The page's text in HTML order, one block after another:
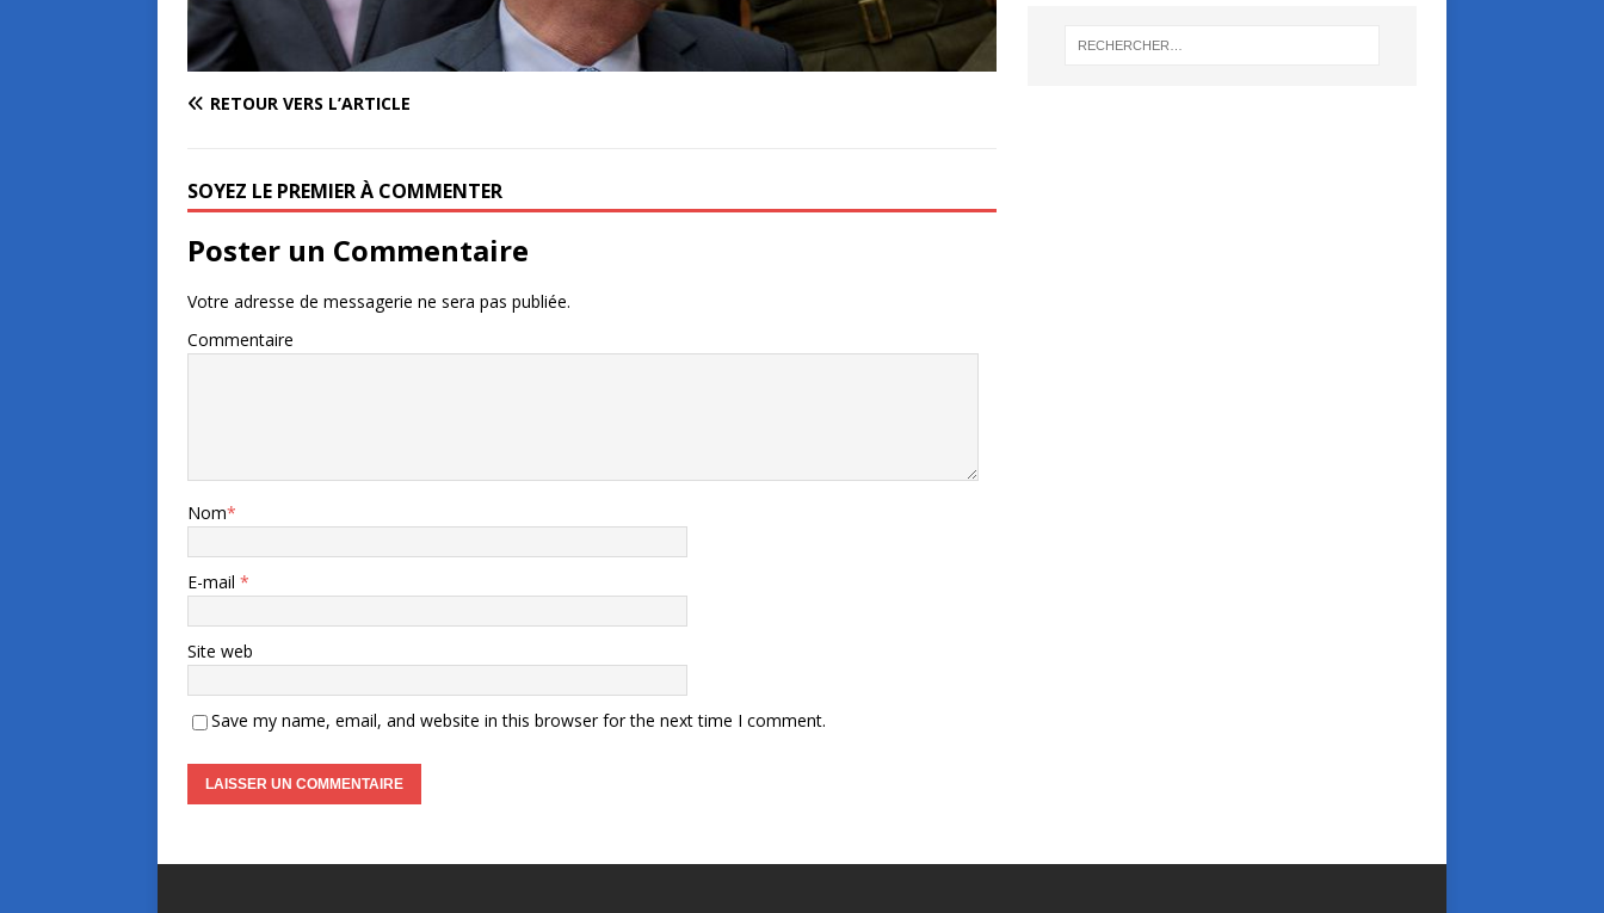
RETOUR VERS L’ARTICLE
SOYEZ LE PREMIER À COMMENTER
Poster un Commentaire
Votre adresse de messagerie ne sera pas publiée.
Commentaire
Nom*
E-mail *
Site web
Save my name, email, and website in this browser for the next time I comment.